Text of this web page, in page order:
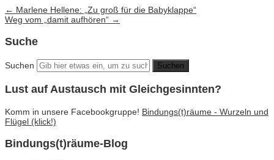
← Marlene Hellene: „Zu groß für die Babyklappe“
Weg vom „damit aufhören“ →
Suche
Suchen
Lust auf Austausch mit Gleichgesinnten?
Komm in unsere Facebookgruppe! Bindungs(t)räume - Wurzeln und
Flügel (klick!)
Bindungs(t)räume-Blog